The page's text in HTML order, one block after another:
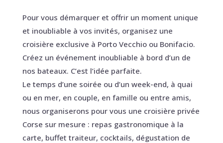
Pour vous démarquer et offrir un moment unique
et inoubliable à vos invités, organisez une
croisière exclusive à Porto Vecchio ou Bonifacio.
Créez un événement inoubliable à bord d’un de
nos bateaux. C’est l’idée parfaite.
Le temps d’une soirée ou d’un week-end, à quai
ou en mer, en couple, en famille ou entre amis,
nous organiserons pour vous une croisière privée
Corse sur mesure : repas gastronomique à la
carte, buffet traiteur, cocktails, dégustation de